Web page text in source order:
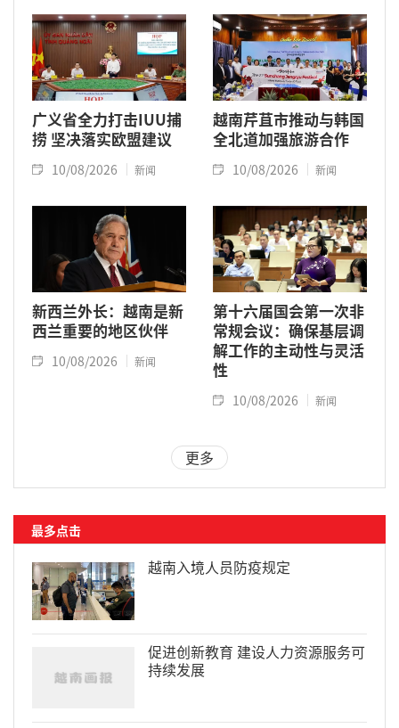
广义省全力打击IUU捕
捞 坚决落实欧盟建议
10/08/2026 新闻
越南芹苴市推动与韩国
全北道加强旅游合作
10/08/2026 新闻
新西兰外长：越南是新
西兰重要的地区伙伴
10/08/2026 新闻
第十六届国会第一次非
常规会议：确保基层调
解工作的主动性与灵活
性
10/08/2026 新闻
更多
最多点击
越南入境人员防疫规定
促进创新教育 建设人力资源服务可
持续发展